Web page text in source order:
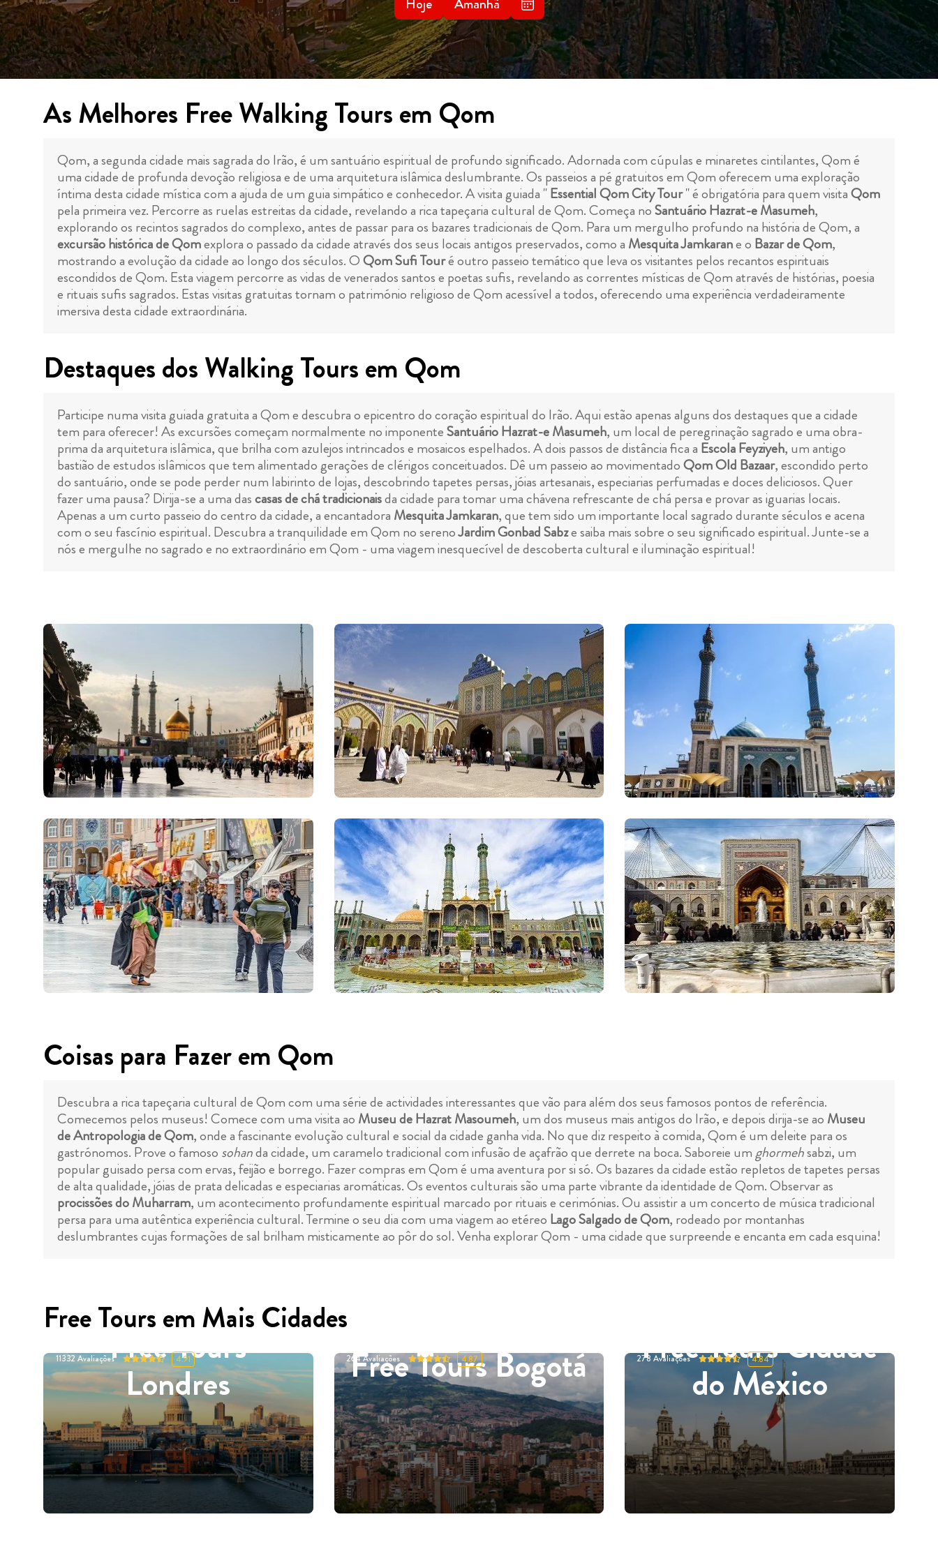
As Melhores Free Walking Tours em Qom
Qom, a segunda cidade mais sagrada do Irão, é um santuário espiritual de profundo significado. Adornada com cúpulas e minaretes cintilantes, Qom é
uma cidade de profunda devoção religiosa e de uma arquitetura islâmica deslumbrante. Os passeios a pé gratuitos em Qom oferecem uma exploração
íntima desta cidade mística com a ajuda de um guia simpático e conhecedor. A visita guiada "Essential Qom City Tour" é obrigatória para quem visitaQom
pela primeira vez. Percorre as ruelas estreitas da cidade, revelando a rica tapeçaria cultural de Qom. Começa noSantuário Hazrat-e Masumeh,
explorando os recintos sagrados do complexo, antes de passar para os bazares tradicionais de Qom. Para um mergulho profundo na história de Qom, a
excursão histórica de Qomexplora o passado da cidade através dos seus locais antigos preservados, como a Mesquita Jamkarane o Bazar de Qom,
mostrando a evolução da cidade ao longo dos séculos. OQom Sufi Touré outro passeio temático que leva os visitantes pelos recantos espirituais
escondidos de Qom. Esta viagem percorre as vidas de venerados santos e poetas sufis, revelando as correntes místicas de Qom através de histórias, poesia
e rituais sufis sagrados. Estas visitas gratuitas tornam o património religioso de Qom acessível a todos, oferecendo uma experiência verdadeiramente
imersiva desta cidade extraordinária.
Destaques dos Walking Tours em Qom
Participe numa visita guiada gratuita a Qom e descubra o epicentro do coração espiritual do Irão. Aqui estão apenas alguns dos destaques que a cidade
tem para oferecer! As excursões começam normalmente no imponenteSantuário Hazrat-e Masumeh, um local de peregrinação sagrado e uma obra-
prima da arquitetura islâmica, que brilha com azulejos intrincados e mosaicos espelhados. A dois passos de distância fica a Escola Feyziyeh, um antigo
bastião de estudos islâmicos que tem alimentado gerações de clérigos conceituados. Dê um passeio ao movimentadoQom Old Bazaar, escondido perto
do santuário, onde se pode perder num labirinto de lojas, descobrindo tapetes persas, jóias artesanais, especiarias perfumadas e doces deliciosos. Quer
fazer uma pausa? Dirija-se a uma dascasas de chá tradicionaisda cidade para tomar uma chávena refrescante de chá persa e provar as iguarias locais.
Apenas a um curto passeio do centro da cidade, a encantadora Mesquita Jamkaran, que tem sido um importante local sagrado durante séculos e acena
com o seu fascínio espiritual. Descubra a tranquilidade em Qom no serenoJardim Gonbad Sabze saiba mais sobre o seu significado espiritual. Junte-se a
nós e mergulhe no sagrado e no extraordinário em Qom - uma viagem inesquecível de descoberta cultural e iluminação espiritual!
Coisas para Fazer em Qom
Descubra a rica tapeçaria cultural de Qom com uma série de actividades interessantes que vão para além dos seus famosos pontos de referência.
Comecemos pelos museus! Comece com uma visita ao Museu de Hazrat Masoumeh, um dos museus mais antigos do Irão, e depois dirija-se ao Museu
de Antropologia de Qom, onde a fascinante evolução cultural e social da cidade ganha vida. No que diz respeito à comida, Qom é um deleite para os
gastrónomos. Prove o famoso sohanda cidade, um caramelo tradicional com infusão de açafrão que derrete na boca. Saboreie umghormehsabzi, um
popular guisado persa com ervas, feijão e borrego. Fazer compras em Qom é uma aventura por si só. Os bazares da cidade estão repletos de tapetes persas
de alta qualidade, jóias de prata delicadas e especiarias aromáticas. Os eventos culturais são uma parte vibrante da identidade de Qom. Observar as
procissões do Muharram, um acontecimento profundamente espiritual marcado por rituais e cerimónias. Ou assistir a um concerto de música tradicional
persa para uma autêntica experiência cultural. Termine o seu dia com uma viagem ao etéreo Lago Salgado de Qom, rodeado por montanhas
deslumbrantes cujas formações de sal brilham misticamente ao pôr do sol. Venha explorar Qom - uma cidade que surpreende e encanta em cada esquina!
Free Tours em Mais Cidades
Free Tours
Londres
11332 Avaliações 4.91 Free Tours Bogotá
264Avaliações 4.87 Free Tours Cidade
do México
278 Avaliações 4.84